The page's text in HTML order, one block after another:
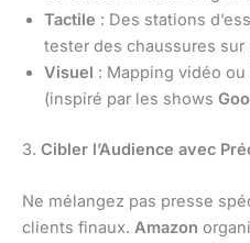
Tactile : Des stations
tester des chaussures sur
Visuel : Mapping vidéo
(inspiré par les shows
3. Cibler l’Audience avec
Ne mélangez pas presse
clients finaux. Amazon